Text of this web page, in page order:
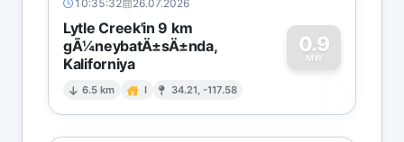
10:35:32 26.07.2026
Lytle Creek'in 9 km
gÃ¼neybatÄ±sÄ±nda,
Kaliforniya
6.5 km I 34.21, -117.58
0.9
MW
0